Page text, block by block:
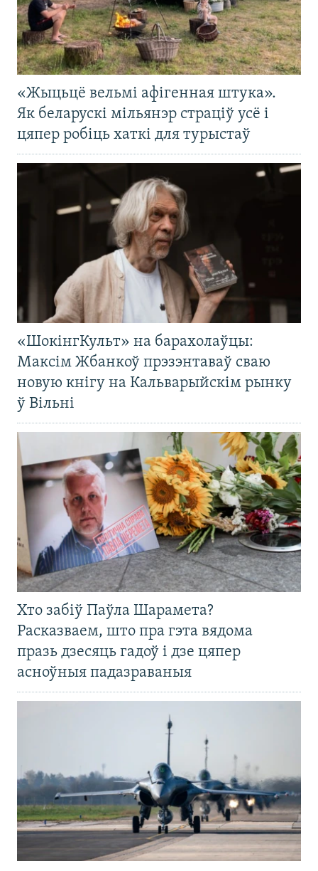
«Жыцьцё вельмі афігенная штука».
Як беларускі мільянэр страціў усё і
цяпер робіць хаткі для турыстаў
«ШокінгКульт» на барахолаўцы:
Максім Жбанкоў прэзэнтаваў сваю
новую кнігу на Кальварыйскім рынку
ў Вільні
Хто забіў Паўла Шарамета?
Расказваем, што пра гэта вядома
празь дзесяць гадоў і дзе цяпер
асноўныя падазраваныя